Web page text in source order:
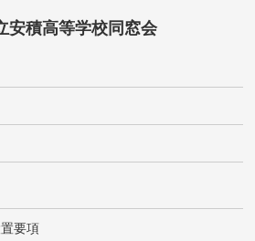
安積高等学校同窓会
要項